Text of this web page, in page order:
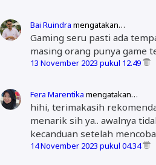
Bai Ruindra mengatakan…
Gaming seru pasti ada
masing orang punya game
13 November 2023 pukul 12.49
Fera Marentika mengatakan…
hihi, terimakasih
menarik sih ya.. awalnya
kecanduan setelah
14 November 2023 pukul 04.34